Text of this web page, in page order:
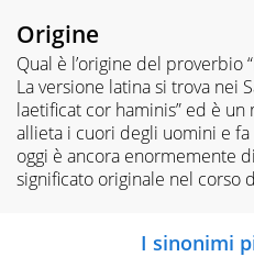
Origine
Qual è l’origine del proverbio
La versione latina si trova nei
laetificat cor haminis” ed è
allieta i cuori degli uomini e
oggi è ancora enormemente
significato originale nel corso
I sinonimi